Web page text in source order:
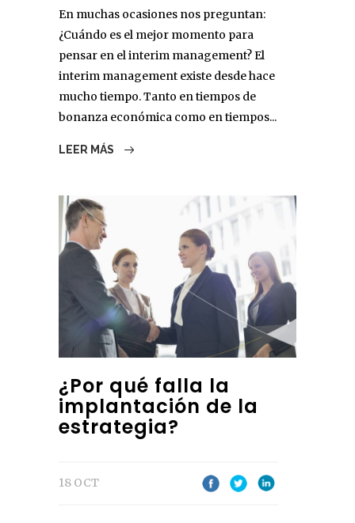
En muchas ocasiones nos preguntan:
¿Cuándo es el mejor momento para
pensar en el interim management? El
interim management existe desde hace
mucho tiempo. Tanto en tiempos de
bonanza económica como en tiempos...
LEER MÁS
¿Por qué falla la
implantación de la
estrategia?
18 OCT